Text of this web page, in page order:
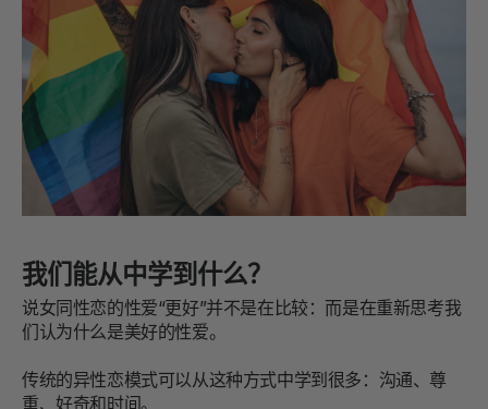
我们能从中学到什么？
说女同性恋的性爱“更好”并不是在比较：而是在重新思考我
们认为什么是美好的性爱。
传统的异性恋模式可以从这种方式中学到很多：沟通、尊
重、好奇和时间。